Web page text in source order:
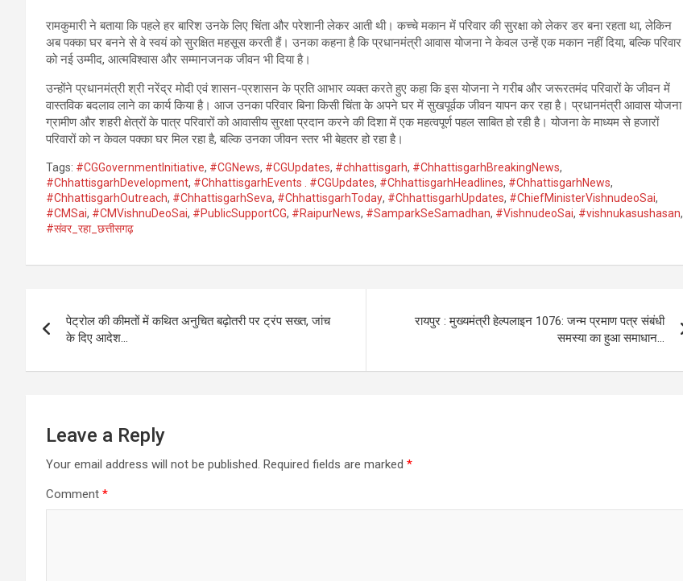
रामकुमारी ने बताया कि पहले हर बारिश उनके लिए चिंता और परेशानी लेकर आती थी। कच्चे मकान में परिवार की सुरक्षा को लेकर डर बना रहता था, लेकिन
अब पक्का घर बनने से वे स्वयं को सुरक्षित महसूस करती हैं। उनका कहना है कि प्रधानमंत्री आवास योजना ने केवल उन्हें एक मकान नहीं दिया, बल्कि परिवार
को नई उम्मीद, आत्मविश्वास और सम्मानजनक जीवन भी दिया है।
उन्होंने प्रधानमंत्री श्री नरेंद्र मोदी एवं शासन-प्रशासन के प्रति आभार व्यक्त करते हुए कहा कि इस योजना ने गरीब और जरूरतमंद परिवारों के जीवन में
वास्तविक बदलाव लाने का कार्य किया है। आज उनका परिवार बिना किसी चिंता के अपने घर में सुखपूर्वक जीवन यापन कर रहा है। प्रधानमंत्री आवास योजना
ग्रामीण और शहरी क्षेत्रों के पात्र परिवारों को आवासीय सुरक्षा प्रदान करने की दिशा में एक महत्वपूर्ण पहल साबित हो रही है। योजना के माध्यम से हजारों
परिवारों को न केवल पक्का घर मिल रहा है, बल्कि उनका जीवन स्तर भी बेहतर हो रहा है।
Tags: #CGGovernmentInitiative, #CGNews, #CGUpdates, #chhattisgarh, #ChhattisgarhBreakingNews,
#ChhattisgarhDevelopment, #ChhattisgarhEvents . #CGUpdates, #ChhattisgarhHeadlines, #ChhattisgarhNews,
#ChhattisgarhOutreach, #ChhattisgarhSeva, #ChhattisgarhToday, #ChhattisgarhUpdates, #ChiefMinisterVishnudeoSai,
#CMSai, #CMVishnuDeoSai, #PublicSupportCG, #RaipurNews, #SamparkSeSamadhan, #VishnudeoSai, #vishnukasushasan,
#संवर_रहा_छत्तीसगढ़
navigation
पेट्रोल की कीमतों में कथित अनुचित बढ़ोतरी पर ट्रंप सख्त, जांच
के दिए आदेश…
रायपुर : मुख्यमंत्री हेल्पलाइन 1076: जन्म प्रमाण पत्र संबंधी
समस्या का हुआ समाधान…
Leave a Reply
Your email address will not be published. Required fields are marked *
Comment *